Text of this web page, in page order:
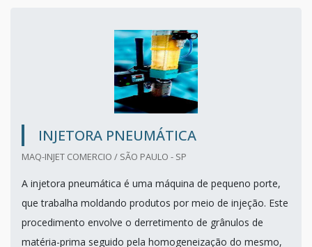
INJETORA PNEUMÁTICA
MAQ-INJET COMERCIO / SÃO PAULO - SP
A injetora pneumática é uma máquina de pequeno porte,
que trabalha moldando produtos por meio de injeção. Este
procedimento envolve o derretimento de grânulos de
matéria-prima seguido pela homogeneização do mesmo,